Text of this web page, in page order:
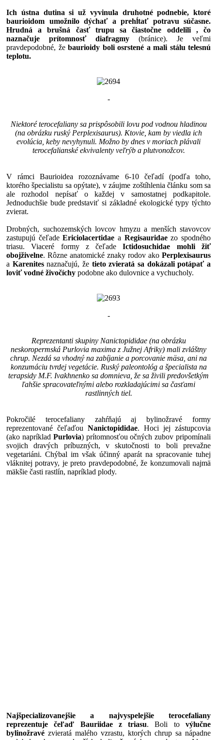
Ich ústna dutina si už vyvinula druhotné podnebie, ktoré
baurioidom umožnilo dýchať a prehĺtať potravu súčasne.
Hrudná a brušná časť trupu sa čiastočne oddelili , čo
naznačuje prítomnosť diafragmy (bránice). Je veľmi
pravdepodobné, že baurioidy boli osrstené a mali stálu telesnú
teplotu.
-
Niektoré terocefaliany sa prispôsobili lovu pod vodnou hladinou
(na obrázku ruský Perplexisaurus). Ktovie, kam by viedla ich
evolúcia, keby nevyhynuli. Možno by dnes v moriach plávali
terocefalianské ekvivalenty veľrýb a plutvonožcov.
V rámci Baurioidea rozoznávame 6-10 čeľadí (podľa toho,
ktorého špecialistu sa opýtate), v záujme zoštíhlenia článku som sa
ale rozhodol nepísať o každej v samostatnej podkapitole.
Jednoduchšie bude predstaviť si základné ekologické typy týchto
zvierat.
Drobných, suchozemských lovcov hmyzu a menších stavovcov
zastupujú čeľadeEriciolacertidae a Regisauridaezo spodného
triasu. Viaceré formy z čeľadeIctidosuchidae
mohli žiť
obojživelne. Rôzne anatomické znaky rodov ako Perplexisaurus
a Karenitesnaznačujú, že tieto zvieratá sa dokázali potápať a
loviť vodné živočíchy podobne ako dulovnice a vychucholy.
-
Reprezentanti skupiny Nanictopididae (na obrázku
neskoropermská Purlovia maxima z Južnej Afriky) mali zvláštny
chrup. Nezdá sa vhodný na zabíjanie a porcovanie mäsa, ani na
konzumáciu tvrdej vegetácie. Ruský paleontológ a špecialista na
terapsidy M.F. Ivakhnenko sa domnieva, že sa živili predovšetkým
ľahšie spracovateľnými alebo rozkladajúcimi sa časťami
rastlinných tiel.
Pokročilé terocefaliany zahŕňajú aj bylinožravé formy
reprezentované čeľaďou Nanictopididae. Hoci jej zástupcovia
(ako napríklad Purlovia) prítomnosťou očných zubov pripomínali
svojich dravých príbuzných, v skutočnosti to boli prevažne
vegetariáni. Chýbal im však účinný aparát na spracovanie tuhej
vláknitej potravy, je preto pravdepodobné, že konzumovali najmä
mäkšie časti rastlín, napríklad plody.
Najšpecializovanejšie a najvyspelejšie terocefaliany
reprezentuje čeľaď Bauriidae z triasu. Boli tovýlučne
bylinožravé zvieratá malého vzrastu, ktorých chrup sa nápadne